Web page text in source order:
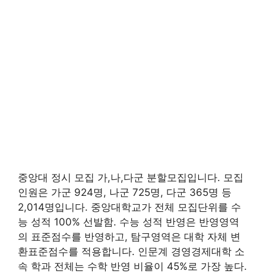
중앙대 정시 모집 가,나,다군 분할모집입니다. 모집
인원은 가군 924명, 나군 725명, 다군 365명 등
2,014명입니다. 중앙대학교가 전체 모집단위를 수
능 성적 100% 선발함. 수능 성적 반영은 반영영역
의 표준점수를 반영하고, 탐구영역은 대학 자체 변
환표준점수를 적용합니다. 인문계 경영경제대학 소
속 학과 전체는 수학 반영 비율이 45%로 가장 높다.